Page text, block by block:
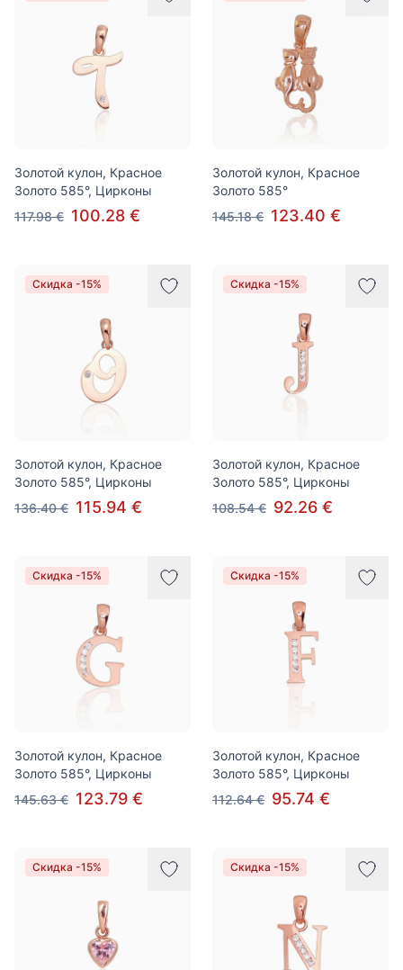
Золотой кулон, Красное
Золото 585°, Цирконы
117.98 € 100.28 €
Золотой кулон, Красное
Золото 585°
145.18 € 123.40 €
Скидка -15%
Золотой кулон, Красное
Золото 585°, Цирконы
136.40 € 115.94 €
Скидка -15%
Золотой кулон, Красное
Золото 585°, Цирконы
108.54 € 92.26 €
Скидка -15%
Золотой кулон, Красное
Золото 585°, Цирконы
145.63 € 123.79 €
Скидка -15%
Золотой кулон, Красное
Золото 585°, Цирконы
112.64 € 95.74 €
Скидка -15% Скидка -15%